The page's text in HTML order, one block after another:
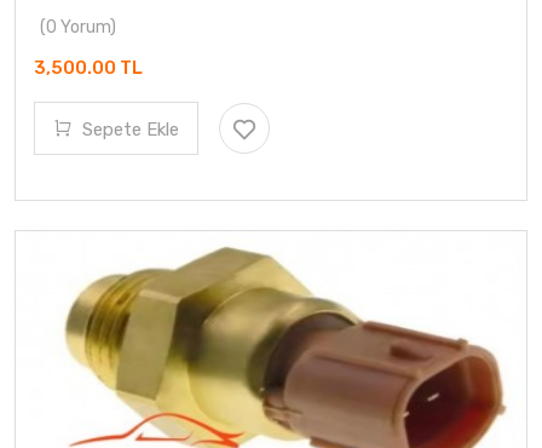
(0 Yorum)
3,500.00 TL
Sepete Ekle